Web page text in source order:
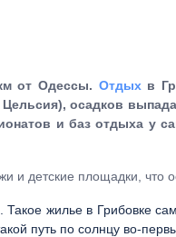
от Одессы. Отдыхв
осадков
и баз отдыха у
и детские площадки, что
Такое жилье в Грибовке
путь по солнцу во-